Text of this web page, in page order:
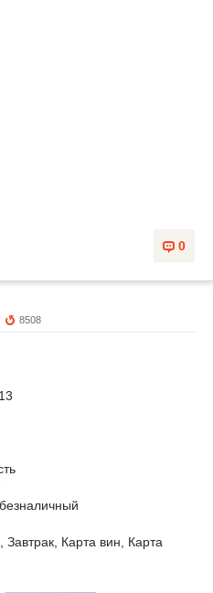
0
8508
Карта вин, Карта